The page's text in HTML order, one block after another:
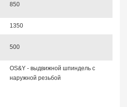
850
1350
500
OS&Y - выдвижной шпиндель с
наружной резьбой